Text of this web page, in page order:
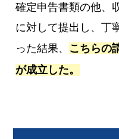
確定申告書類の他、
に対して提出し、丁
った結果、 こちらの
が成立した。